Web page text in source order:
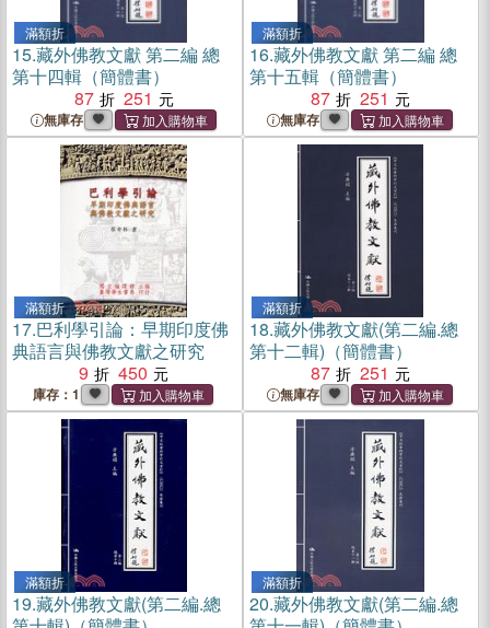
滿額折
15.藏外佛教文獻 第二編 總
第十四輯（簡體書）
87
251
無庫存
滿額折
16.藏外佛教文獻 第二編 總
第十五輯（簡體書）
87
251
無庫存
滿額折
17.巴利學引論：早期印度佛
典語言與佛教文獻之研究
9
450
庫存：1
滿額折
18.藏外佛教文獻(第二編.總
第十二輯)（簡體書）
87
251
無庫存
滿額折
19.藏外佛教文獻(第二編.總
滿額折
20.藏外佛教文獻(第二編.總